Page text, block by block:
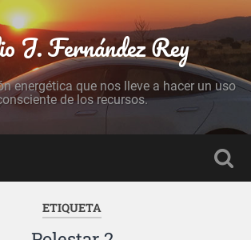
J. Fernández Rey
energética que nos lleve a hacer un uso
de los recursos.
ETIQUETA